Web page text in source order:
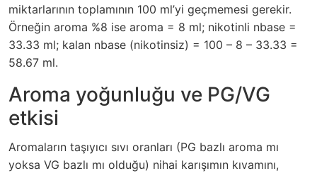
miktarlarının toplamının 100 ml’yi geçmemesi gerekir.
Örneğin aroma %8 ise aroma = 8 ml; nikotinli nbase =
33.33 ml; kalan nbase (nikotinsiz) = 100 – 8 – 33.33 =
58.67 ml.
Aroma yoğunluğu ve PG/VG
etkisi
Aromaların taşıyıcı sıvı oranları (PG bazlı aroma mı
yoksa VG bazlı mı olduğu) nihai karışımın kıvamını,